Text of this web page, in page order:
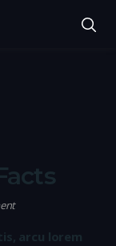
arcu lorem